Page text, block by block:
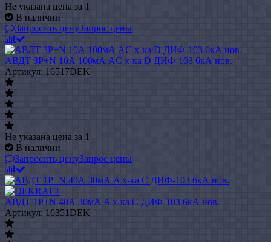
Не указана цена за 1
В наличии
Запросить ценуЗапрос цены
АВДТ 3P+N 10А 100мА AC х-ка D ДИФ-103 6кА нов.
Артикул: 16517DEK
Не указана цена за 1
В наличии
Запросить ценуЗапрос цены
АВДТ 1P+N 40А 30мА A х-ка C ДИФ-103 6кА нов.
Артикул: 16351DEK